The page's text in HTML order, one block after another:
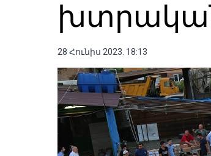
28 Հունիս 2023. 18:13